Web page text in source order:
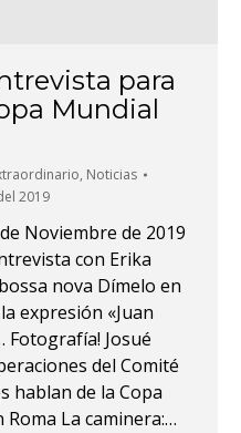
para
Mundial
, Noticias
2019
Noviembre de 2019
con Erika
nova Dímelo en
expresión «Juan
Fotografía! Josué
del Comité
hablan de la Copa
La caminera:…